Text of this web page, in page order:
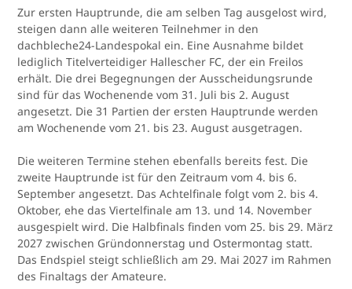
Zur ersten Hauptrunde, die am selben Tag ausgelost wird,
steigen dann alle weiteren Teilnehmer in den
dachbleche24-Landespokal ein. Eine Ausnahme bildet
lediglich Titelverteidiger Hallescher FC, der ein Freilos
erhält. Die drei Begegnungen der Ausscheidungsrunde
sind für das Wochenende vom 31. Juli bis 2. August
angesetzt. Die 31 Partien der ersten Hauptrunde werden
am Wochenende vom 21. bis 23. August ausgetragen.
Die weiteren Termine stehen ebenfalls bereits fest. Die
zweite Hauptrunde ist für den Zeitraum vom 4. bis 6.
September angesetzt. Das Achtelfinale folgt vom 2. bis 4.
Oktober, ehe das Viertelfinale am 13. und 14. November
ausgespielt wird. Die Halbfinals finden vom 25. bis 29. März
2027 zwischen Gründonnerstag und Ostermontag statt.
Das Endspiel steigt schließlich am 29. Mai 2027 im Rahmen
des Finaltags der Amateure.